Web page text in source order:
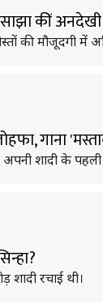
साझा कीं
की मौजूदगी में
गाना
शादी के
शादी रचाई थी।